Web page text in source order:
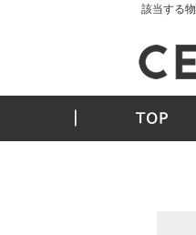
該当する
TOP